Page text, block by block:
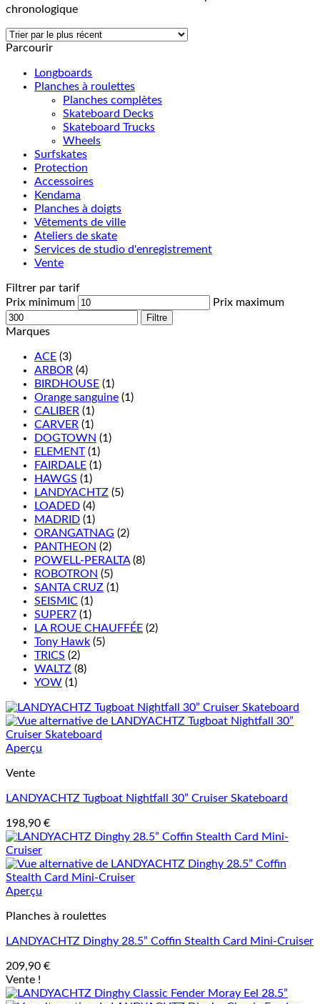
chronologique
Parcourir
Longboards
Planches à roulettes
Planches complètes
Skateboard Decks
Skateboard Trucks
Wheels
Surfskates
Protection
Accessoires
Kendama
Planches à doigts
Vêtements de ville
Ateliers de skate
Services de studio d'enregistrement
Vente
Filtrer par tarif
Prix minimum
Prix maximum
Filtre
Marques
ACE (3)
ARBOR (4)
BIRDHOUSE (1)
Orange sanguine (1)
CALIBER (1)
CARVER (1)
DOGTOWN (1)
ELEMENT (1)
FAIRDALE (1)
HAWGS (1)
LANDYACHTZ (5)
LOADED (4)
MADRID (1)
ORANGATNAG (2)
PANTHEON (2)
POWELL-PERALTA (8)
ROBOTRON (5)
SANTA CRUZ (1)
SEISMIC (1)
SUPER7 (1)
LA ROUE CHAUFFÉE (2)
Tony Hawk (5)
TRICS (2)
WALTZ (8)
YOW (1)
Aperçu
Vente
LANDYACHTZ Tugboat Nightfall 30” Cruiser Skateboard
198,90 €
Aperçu
Planches à roulettes
LANDYACHTZ Dinghy 28.5” Coffin Stealth Card Mini-Cruiser
209,90 €
Vente !